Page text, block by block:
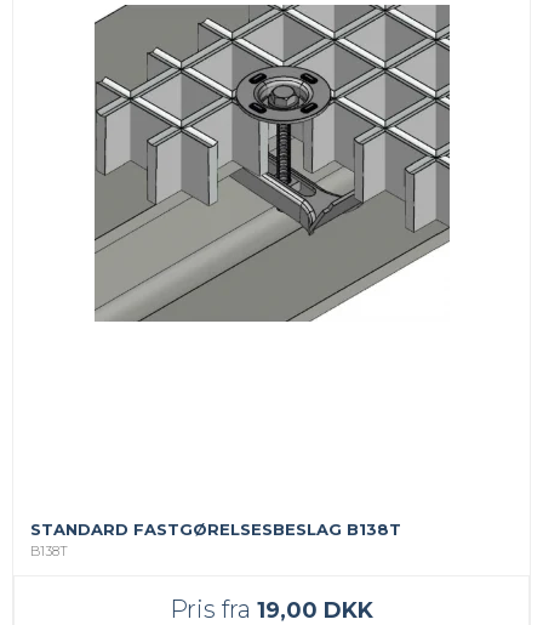
STANDARD FASTGØRELSESBESLAG B138T
B138T
Pris fra 19,00 DKK